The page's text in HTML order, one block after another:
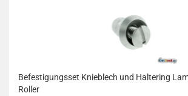
Befestigungsset Knieblech und Haltering
Roller